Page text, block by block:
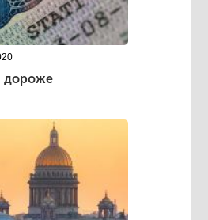
дороже